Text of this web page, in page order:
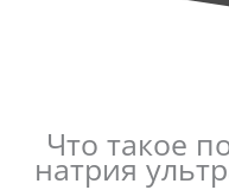
Что такое
натрия